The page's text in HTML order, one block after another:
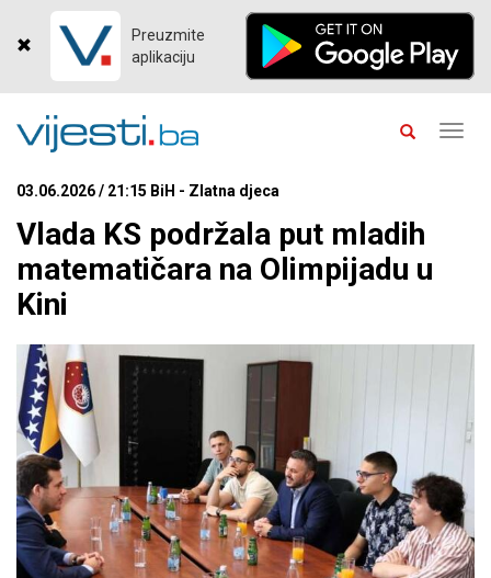
Preuzmite
aplikaciju
03.06.2026 / 21:15 BiH - Zlatna djeca
Vlada KS podržala put mladih
matematičara na Olimpijadu u
Kini